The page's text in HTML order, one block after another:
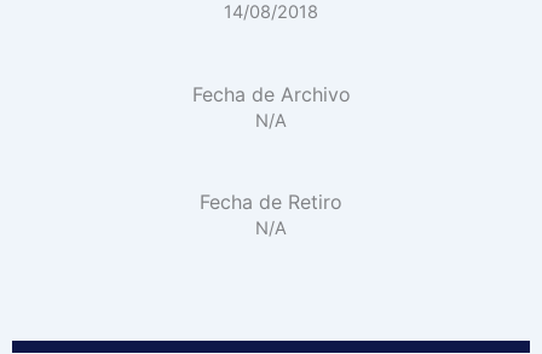
14/08/2018
Fecha de Archivo
N/A
Fecha de Retiro
N/A